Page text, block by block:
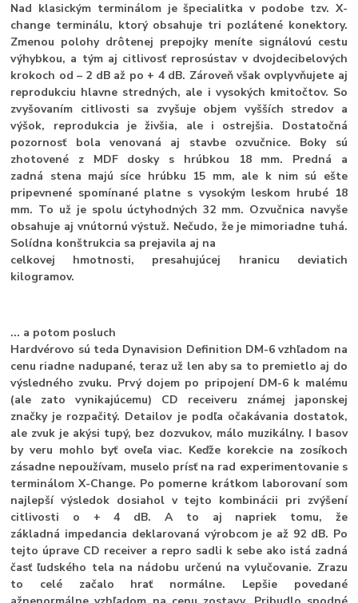
Nad klasickým terminálom je špecialitka v podobe tzv. X-
change terminálu, ktorý obsahuje tri pozlátené konektory.
Zmenou polohy drôtenej prepojky meníte signálovú cestu
výhybkou, a tým aj citlivosť reprosústav v dvojdecibelových
krokoch od – 2 dB až po + 4 dB. Zároveň však ovplyvňujete aj
reprodukciu hlavne stredných, ale i vysokých kmitočtov. So
zvyšovaním citlivosti sa zvyšuje objem vyšších stredov a
výšok, reprodukcia je živšia, ale i ostrejšia. Dostatočná
pozornosť bola venovaná aj stavbe ozvučnice. Boky sú
zhotovené z MDF dosky s hrúbkou 18 mm. Predná a
zadná stena majú síce hrúbku 15 mm, ale k nim sú ešte
pripevnené spomínané platne s vysokým leskom hrubé 18
mm. To už je spolu úctyhodných 32 mm. Ozvučnica navyše
obsahuje aj vnútornú výstuž. Nečudo, že je mimoriadne tuhá.
Solídna konštrukcia sa prejavila aj na
celkovej hmotnosti, presahujúcej hranicu deviatich
kilogramov.
... a potom posluch
Hardvérovo sú teda Dynavision Definition DM-6 vzhľadom na
cenu riadne nadupané, teraz už len aby sa to premietlo aj do
výsledného zvuku. Prvý dojem po pripojení DM-6 k malému
(ale zato vynikajúcemu) CD receiveru známej japonskej
značky je rozpačitý. Detailov je podľa očakávania dostatok,
ale zvuk je akýsi tupý, bez dozvukov, málo muzikálny. I basov
by veru mohlo byť oveľa viac. Keďže korekcie na zosíkoch
zásadne nepoužívam, muselo prísť na rad experimentovanie s
terminálom X-Change. Po pomerne krátkom laborovaní som
najlepší výsledok dosiahol v tejto kombinácii pri zvýšení
citlivosti o + 4 dB. A to aj napriek tomu, že
základná impedancia deklarovaná výrobcom je až 92 dB. Po
tejto úprave CD receiver a repro sadli k sebe ako istá zadná
časť ľudského tela na nádobu určenú na vylučovanie. Zrazu
to celé začalo hrať normálne. Lepšie povedané